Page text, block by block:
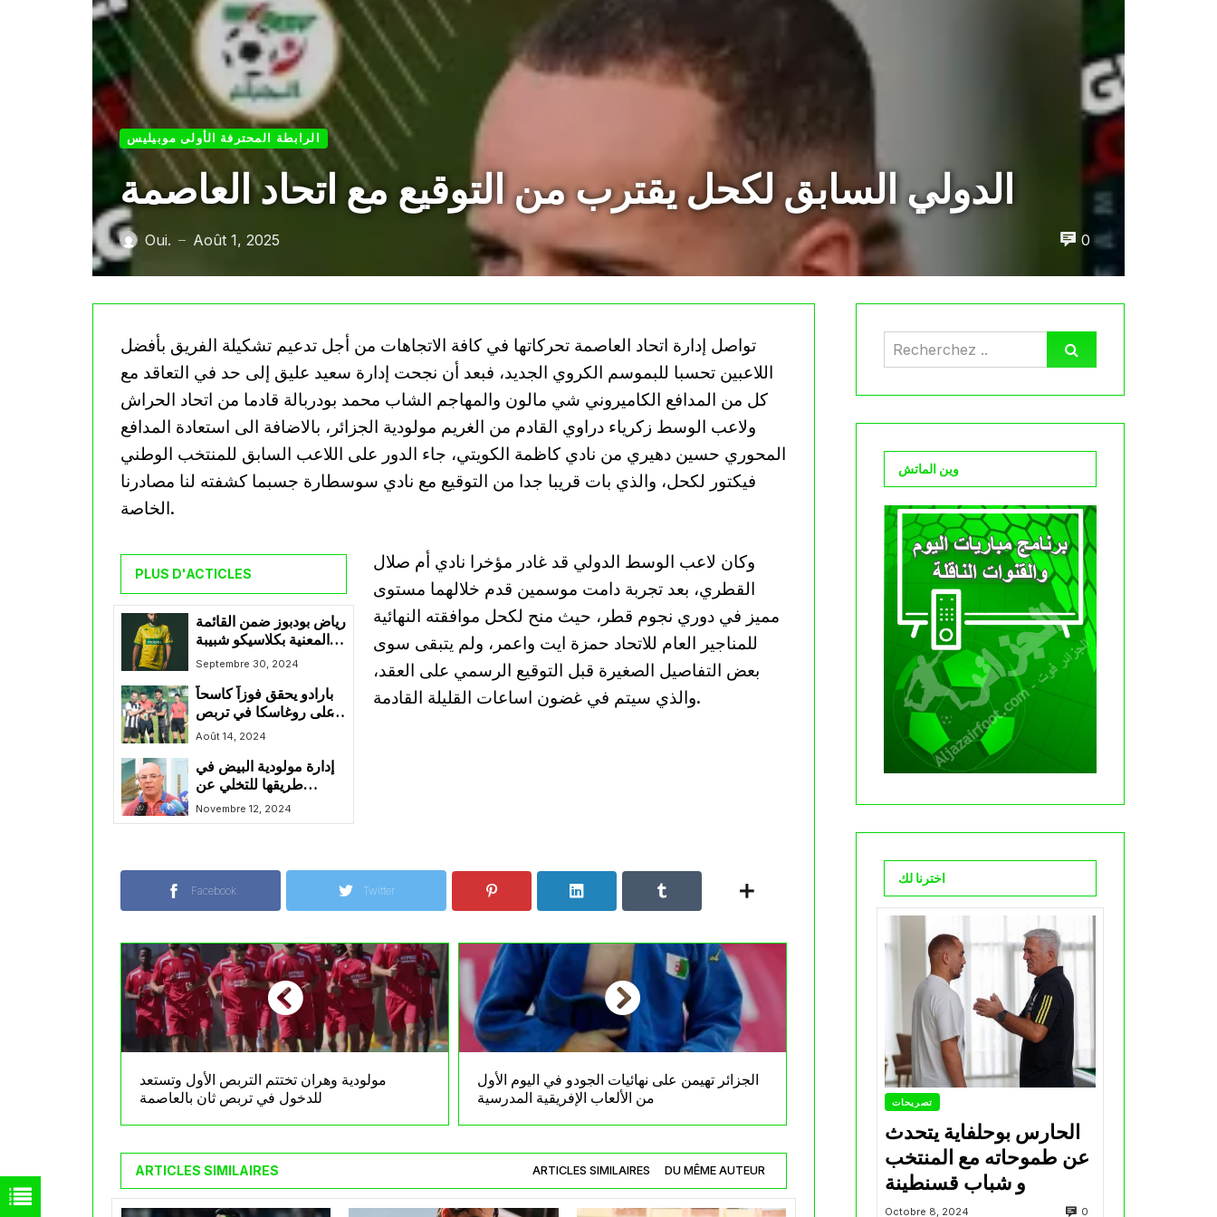
الرابطة المحترفة الأولى موبيليس
الدولي السابق لكحل يقترب من التوقيع مع اتحاد العاصمة
Oui. — Août 1, 2025 0
تواصل إدارة اتحاد العاصمة تحركاتها في كافة الاتجاهات من أجل تدعيم تشكيلة الفريق بأفضل
اللاعبين تحسبا للبموسم الكروي الجديد، فبعد أن نجحت إدارة سعيد عليق إلى حد في التعاقد مع
كل من المدافع الكاميروني شي مالون والمهاجم الشاب محمد بودربالة قادما من اتحاد الحراش
ولاعب الوسط زكرياء دراوي القادم من الغريم مولودية الجزائر، بالاضافة الى استعادة المدافع
المحوري حسين دهيري من نادي كاظمة الكويتي، جاء الدور على اللاعب السابق للمنتخب الوطني
فيكتور لكحل، والذي بات قريبا جدا من التوقيع مع نادي سوسطارة جسبما كشفته لنا مصادرنا
الخاصة.
PLUS D'ACTICLES
رياض بودبوز ضمن القائمة
المعنية بكلاسيكو شبيبة
Septembre 30, 2024
بارادو يحقق فوزاً كاسحاً
على روغاسكا في تربص
سلوفينيا
Août 14, 2024
إدارة مولودية البيض في
طريقها للتخلي عن
خدمات بن بوعلي
Novembre 12, 2024
وكان لاعب الوسط الدولي قد غادر مؤخرا نادي أم صلال
القطري، بعد تجربة دامت موسمين قدم خلالهما مستوى
مميز في دوري نجوم قطر، حيث منح لكحل موافقته النهائية
للمناجير العام للاتحاد حمزة ايت واعمر، ولم يتبقى سوى
بعض التفاصيل الصغيرة قبل التوقيع الرسمي على العقد،
والذي سيتم في غضون اساعات القليلة القادمة.
Facebook Twitter
مولودية وهران تختتم التربص الأول وتستعد
للدخول في تربص ثانٍ بالعاصمة
الجزائر تهيمن على نهائيات الجودو في اليوم الأول
من الألعاب الإفريقية المدرسية
ARTICLES SIMILAIRES ARTICLES SIMILAIRES DU MÊME AUTEUR
وين الماتش
اخترنا لك
تصريحات
الحارس بوحلفاية يتحدث
عن طموحاته مع المنتخب
و شباب قسنطينة
Octobre 8, 2024 0